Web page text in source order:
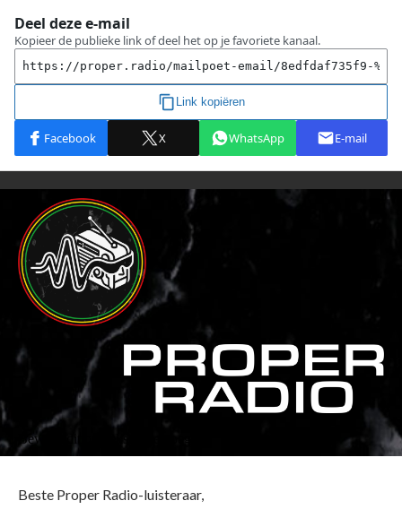
Bewerk dit om tekst in te voegen.
Beste Proper Radio-luisteraar,